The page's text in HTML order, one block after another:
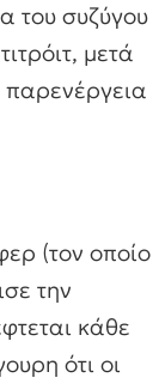
του συζύγου
μετά
παρενέργεια
(τον οποίο
την
κάθε
ότι οι